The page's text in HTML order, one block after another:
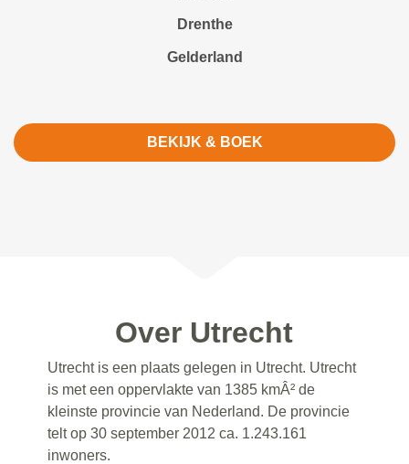
Drenthe
Gelderland
BEKIJK & BOEK
Over Utrecht
Utrecht is een plaats gelegen in Utrecht. Utrecht
is met een oppervlakte van 1385 kmÂ² de
kleinste provincie van Nederland. De provincie
telt op 30 september 2012 ca. 1.243.161
inwoners.